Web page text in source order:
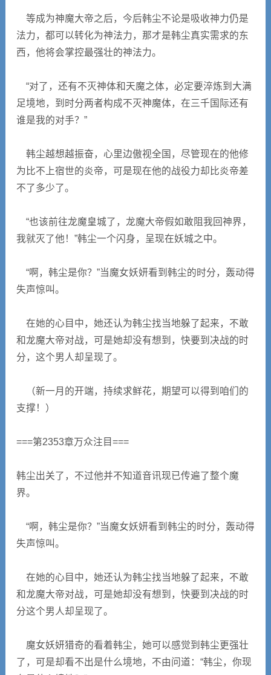
等成为神魔大帝之后，今后韩尘不论是吸收神力仍是
法力，都可以转化为神法力，那才是韩尘真实需求的东
西，他将会掌控最强壮的神法力。
“对了，还有不灭神体和天魔之体，必定要淬炼到大满
足境地，到时分两者构成不灭神魔体，在三千国际还有
谁是我的对手？”
韩尘越想越振奋，心里边傲视全国，尽管现在的他修
为比不上宿世的炎帝，可是现在他的战役力却比炎帝差
不了多少了。
“也该前往龙魔皇城了，龙魔大帝假如敢阻我回神界，
我就灭了他！”韩尘一个闪身，呈现在妖城之中。
“啊，韩尘是你？”当魔女妖妍看到韩尘的时分，轰动得
失声惊叫。
在她的心目中，她还认为韩尘找当地躲了起来，不敢
和龙魔大帝对战，可是她却没有想到，快要到决战的时
分，这个男人却呈现了。
（新一月的开端，持续求鲜花，期望可以得到咱们的
支撑！）
===第2353章万众注目===
韩尘出关了，不过他并不知道音讯现已传遍了整个魔
界。
“啊，韩尘是你？”当魔女妖妍看到韩尘的时分，轰动得
失声惊叫。
在她的心目中，她还认为韩尘找当地躲了起来，不敢
和龙魔大帝对战，可是她却没有想到，快要到决战的时
分这个男人却呈现了。
魔女妖妍猎奇的看着韩尘，她可以感觉到韩尘更强壮
了，可是却看不出是什么境地，不由问道：“韩尘，你现